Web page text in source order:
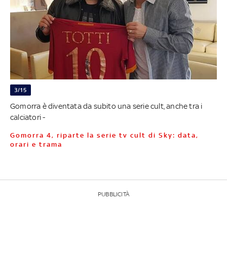
3/15
Gomorra è diventata da subito una serie cult, anche tra i
calciatori -
Gomorra 4, riparte la serie tv cult di Sky: data,
orari e trama
PUBBLICITÀ